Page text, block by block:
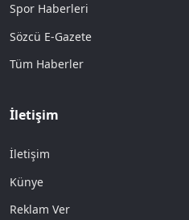
Spor Haberleri
Sözcü E-Gazete
Tüm Haberler
İletişim
İletişim
Künye
Reklam Ver